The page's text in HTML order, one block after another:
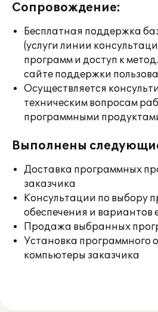
Сопровождение:
Бесплатная поддержка
(услуги линии
программ и доступ к
сайте поддержки
Осуществляется
техническим вопросам
программными
Выполнены
Доставка программных
заказчика
Консультации по выбору
обеспечения и вариантов
Продажа выбранных
Установка программного
компьютеры заказчика